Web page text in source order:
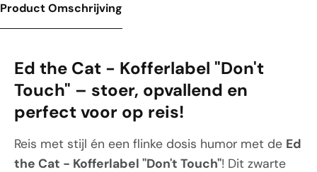
Product Omschrijving
Ed the Cat - Kofferlabel "Don't
Touch" – stoer, opvallend en
perfect voor op reis!
Reis met stijl én een flinke dosis humor met de Ed
the Cat - Kofferlabel "Don't Touch"! Dit zwarte